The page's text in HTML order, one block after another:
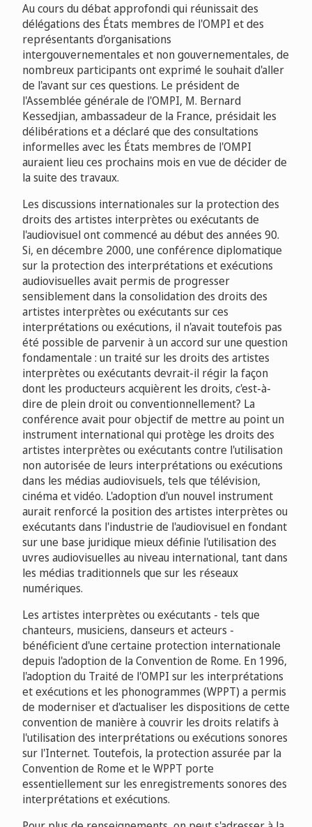
Au cours du débat approfondi qui réunissait des
délégations des États membres de l'OMPI et des
représentants d'organisations
intergouvernementales et non gouvernementales, de
nombreux participants ont exprimé le souhait d'aller
de l'avant sur ces questions. Le président de
l'Assemblée générale de l'OMPI, M. Bernard
Kessedjian, ambassadeur de la France, présidait les
délibérations et a déclaré que des consultations
informelles avec les États membres de l'OMPI
auraient lieu ces prochains mois en vue de décider de
la suite des travaux.
Les discussions internationales sur la protection des
droits des artistes interprètes ou exécutants de
l'audiovisuel ont commencé au début des années 90.
Si, en décembre 2000, une conférence diplomatique
sur la protection des interprétations et exécutions
audiovisuelles avait permis de progresser
sensiblement dans la consolidation des droits des
artistes interprètes ou exécutants sur ces
interprétations ou exécutions, il n'avait toutefois pas
été possible de parvenir à un accord sur une question
fondamentale : un traité sur les droits des artistes
interprètes ou exécutants devrait-il régir la façon
dont les producteurs acquièrent les droits, c'est-à-
dire de plein droit ou conventionnellement? La
conférence avait pour objectif de mettre au point un
instrument international qui protège les droits des
artistes interprètes ou exécutants contre l'utilisation
non autorisée de leurs interprétations ou exécutions
dans les médias audiovisuels, tels que télévision,
cinéma et vidéo. L'adoption d'un nouvel instrument
aurait renforcé la position des artistes interprètes ou
exécutants dans l'industrie de l'audiovisuel en fondant
sur une base juridique mieux définie l'utilisation des
uvres audiovisuelles au niveau international, tant dans
les médias traditionnels que sur les réseaux
numériques.
Les artistes interprètes ou exécutants - tels que
chanteurs, musiciens, danseurs et acteurs -
bénéficient d'une certaine protection internationale
depuis l'adoption de la Convention de Rome. En 1996,
l'adoption du Traité de l'OMPI sur les interprétations
et exécutions et les phonogrammes (WPPT) a permis
de moderniser et d'actualiser les dispositions de cette
convention de manière à couvrir les droits relatifs à
l'utilisation des interprétations ou exécutions sonores
sur l'Internet. Toutefois, la protection assurée par la
Convention de Rome et le WPPT porte
essentiellement sur les enregistrements sonores des
interprétations et exécutions.